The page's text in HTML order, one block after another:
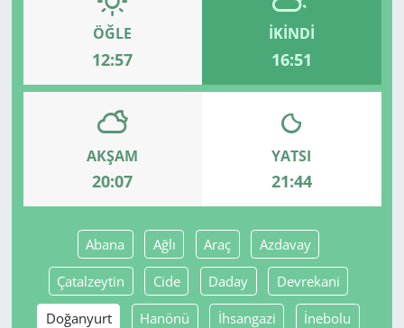
ÖĞLE
12:57
İKINDI
16:51
AKŞAM
20:07
YATSI
21:44
Abana Ağlı Araç Azdavay
Çatalzeytin Cide Daday Devrekani
Doğanyurt Hanönü İhsangazi İnebolu